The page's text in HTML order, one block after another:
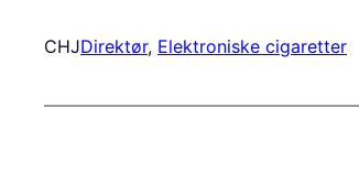
CHJDirektør, Elektroniske cigaretter